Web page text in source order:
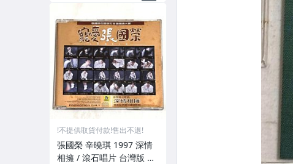
!不提供取貨付款!售出不退!
張國榮 辛曉琪 1997 深情
相擁 / 滾石唱片 台灣版 宣